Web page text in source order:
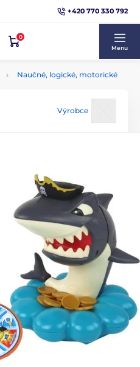
+420 770 330 792
0
Menu
Naučné, logické, motorické
Výrobce